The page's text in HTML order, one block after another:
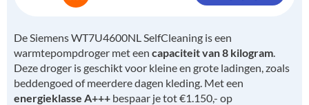
De Siemens WT7U4600NL SelfCleaning is een
warmtepompdroger met een capaciteit van 8 kilogram.
Deze droger is geschikt voor kleine en grote ladingen, zoals
beddengoed of meerdere dagen kleding. Met een
energieklasse A+++ bespaar je tot €1.150,- op